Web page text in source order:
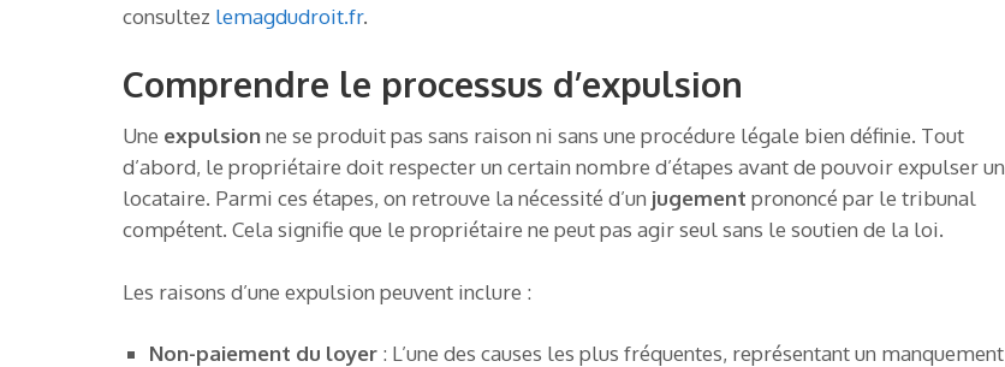
consultez lemagdudroit.fr.
Comprendre le processus d’expulsion
Une expulsionne se produit pas sans raison ni sans une procédure légale bien définie. Tout
d’abord, le propriétaire doit respecter un certain nombre d’étapes avant de pouvoir expulser un
locataire. Parmi ces étapes, on retrouve la nécessité d’un jugement prononcé par le tribunal
compétent. Cela signifie que le propriétaire ne peut pas agir seul sans le soutien de la loi.
Les raisons d’une expulsion peuvent inclure :
Non-paiement du loyer : L’une des causes les plus fréquentes, représentant un manquement